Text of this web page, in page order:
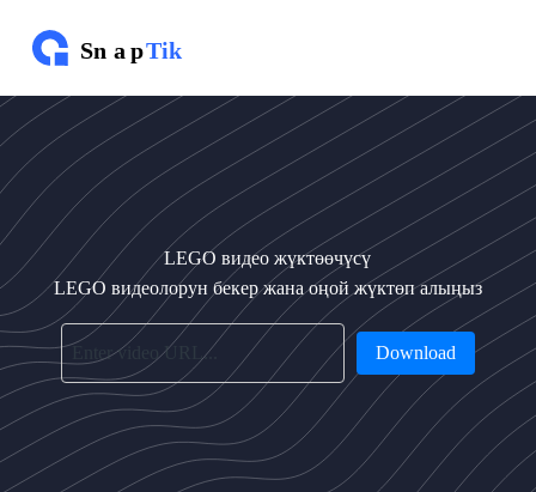
н
а
т
ү
LEGO видео жүктөөчүсү
LEGO видеолорун бекер жана оңой жүктөп алыңыз
Download